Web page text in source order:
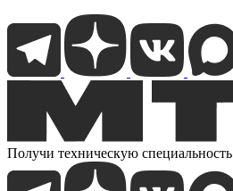
Получи техническую специальность